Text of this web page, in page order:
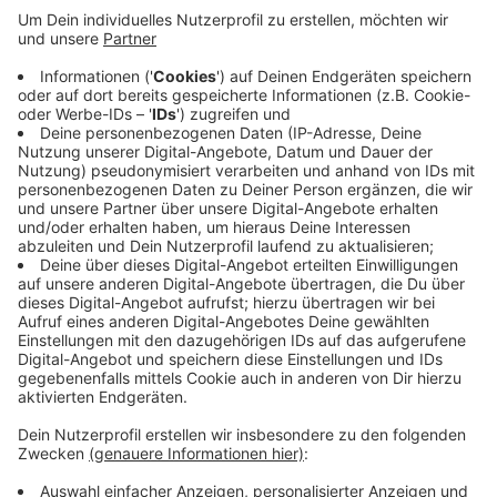
Veröffentlicht:Freitag, 28.04.2023 17:42
Anzeige
Die beiden Tiere sind heute eingezogen. Lippenbären
kommen in der Wildnis vorwiegend in Indien und Sri
Lanka vor, sagt der Zoo. Tierschützer schätzen ihren
Bestand weltweit auf 7000 bis 10000. Lippenbären
gelten als gefährdet. Generell sind Lippenbären die
aggressivsten aller Großbärenarten.
Anzeige